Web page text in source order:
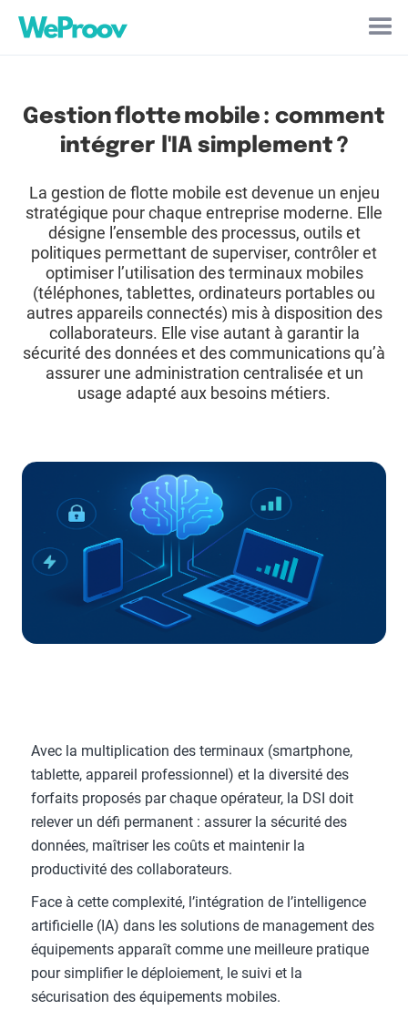
Gestion flotte mobile : comment
intégrer l'IA simplement ?
La gestion de flotte mobile est devenue un enjeu
stratégique pour chaque entreprise moderne. Elle
désigne l’ensemble des processus, outils et
politiques permettant de superviser, contrôler et
optimiser l’utilisation des terminaux mobiles
(téléphones, tablettes, ordinateurs portables ou
autres appareils connectés) mis à disposition des
collaborateurs. Elle vise autant à garantir la
sécurité des données et des communications qu’à
assurer une administration centralisée et un
usage adapté aux besoins métiers.
Avec la multiplication des terminaux (smartphone,
tablette, appareil professionnel) et la diversité des
forfaits proposés par chaque opérateur, la DSI doit
relever un défi permanent : assurer la sécurité des
données, maîtriser les coûts et maintenir la
productivité des collaborateurs.
Face à cette complexité, l’intégration de l’intelligence
artificielle (IA) dans les solutions de management des
équipements apparaît comme une meilleure pratique
pour simplifier le déploiement, le suivi et la
sécurisation des équipements mobiles.